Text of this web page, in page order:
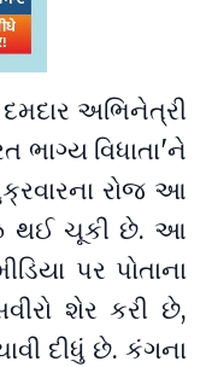
અભિનેત્રી
ભાગ્ય વિધાતા'ને
રોજ આ
થઈ ચૂકી છે. આ
પર પોતાના
શેર કરી છે,
દીધું છે. કંગના